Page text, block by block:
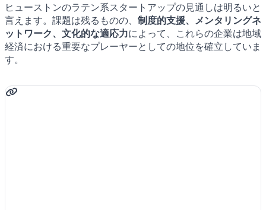
ヒューストンのラテン系スタートアップの見通しは明るいと
言えます。課題は残るものの、 制度的支援、メンタリングネ
ットワーク、文化的な適応力によって、これらの企業は地域
経済における重要なプレーヤーとしての地位を確立していま
す。